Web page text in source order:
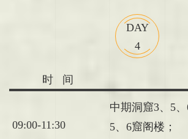
DAY
4
时 间
09:00-11:30
中期洞窟3、5
5、6窟阁楼；